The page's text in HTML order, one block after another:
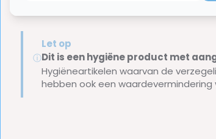
ⓘ
Let op
Dit is een hygiëne product met
Hygiëneartikelen waarvan de
hebben ook een waardevermindering